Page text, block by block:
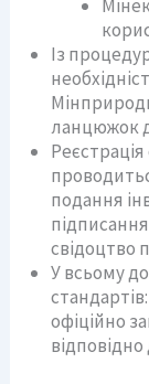
Із
ланцюжок
подання
свідоцтво
У всьому
офіційно